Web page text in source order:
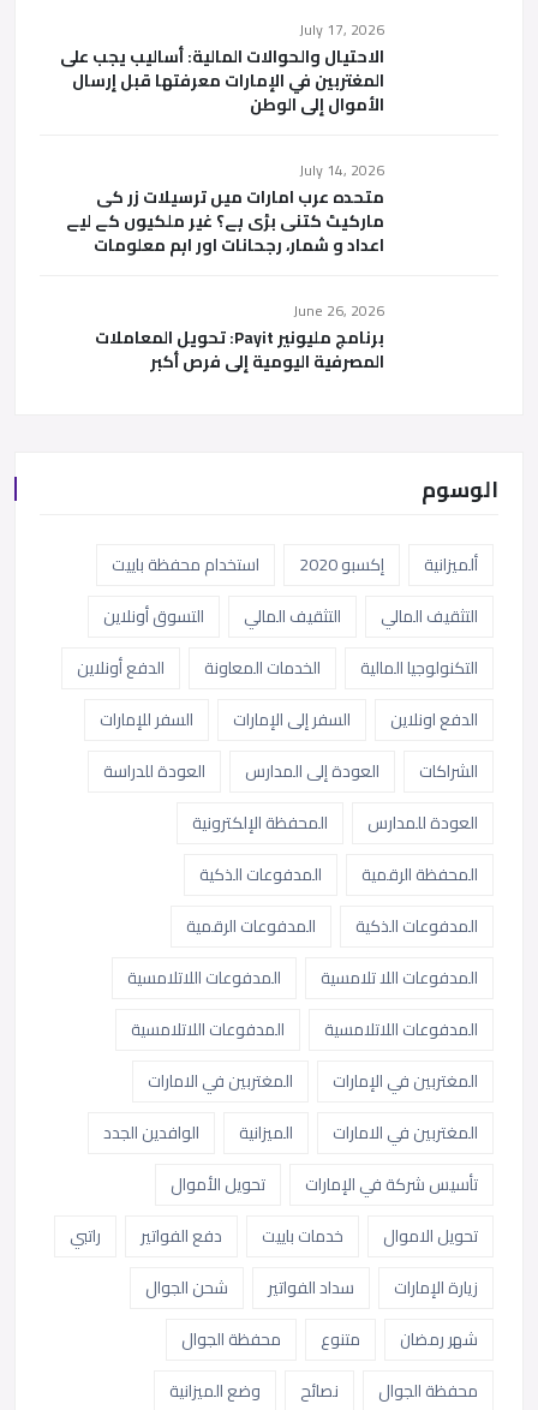
July 17, 2026
الاحتيال والحوالات المالية: أساليب يجب على
المغتربين في الإمارات معرفتها قبل إرسال
الأموال إلى الوطن
July 14, 2026
متحدہ عرب امارات میں ترسیلات زر کی
مارکیٹ کتنی بڑی ہے؟ غیر ملکیوں کے لیے
اعداد و شمار، رجحانات اور اہم معلومات
June 26, 2026
برنامج مليونير Payit: تحويل المعاملات
المصرفية اليومية إلى فرص أكبر
الوسوم
ألميزانية إكسبو 2020
استخدام محفظة باييت
التثقيف المالي
التثقيف المالي
التسوق أونلاين
التكنولوجيا المالية
الخدمات المعاونة
الدفع أونلاين
الدفع اونلاين
السفر إلى الإمارات
السفر للإمارات
الشراكات
العودة إلى المدارس
العودة للدراسة
العودة للمدارس
المحفظة الإلكترونية
المحفظة الرقمية
المدفوعات الذكية
المدفوعات الذكية
المدفوعات الرقمية
المدفوعات اللا تلامسية
المدفوعات اللاتلامسية
المدفوعات اللاتلامسية
المدفوعات اللاتلامسية
المغتربين في الإمارات
المغتربين في الامارات
المغتربين في الامارات
الميزانية
الوافدين الجدد
تأسيس شركة في الإمارات
تحويل الأموال
تحويل الاموال
خدمات باييت دفع الفواتير
راتبي
زيارة الإمارات
سداد الفواتير
شحن الجوال
شهر رمضان
متنوع
محفظة الجوال
محفظة الجوال
نصائح وضع الميزانية